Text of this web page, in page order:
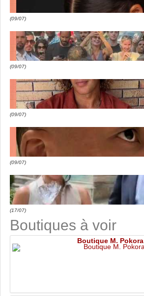
(09/07)
(09/07)
(09/07)
(09/07)
(17/07)
Boutiques à voir
Boutique M. Pokora